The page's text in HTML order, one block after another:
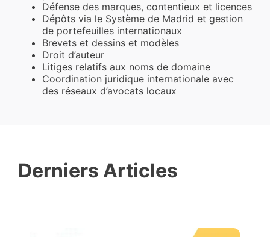
Défense des marques, contentieux et licences
Dépôts via le Système de Madrid et gestion
de portefeuilles internationaux
Brevets et dessins et modèles
Droit d’auteur
Litiges relatifs aux noms de domaine
Coordination juridique internationale avec
des réseaux d’avocats locaux
Derniers Articles